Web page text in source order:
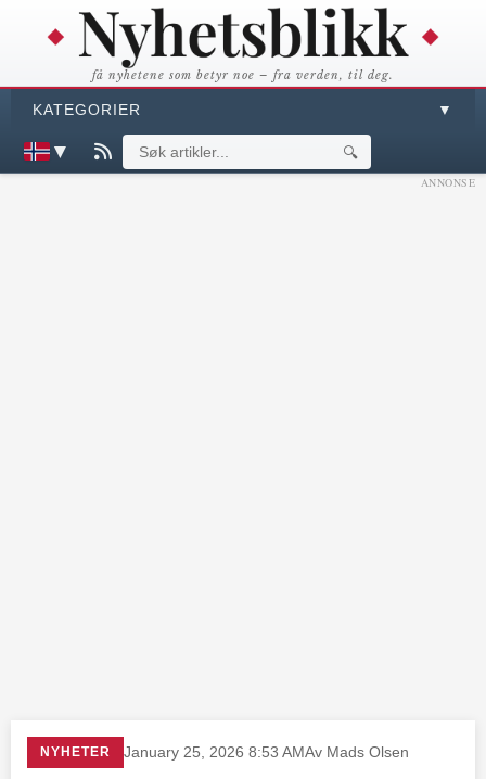
få nyhetene som betyr noe – fra verden, til deg.
KATEGORIER ▼
▼ 🔍
ANNONSE
NYHETER January 25, 2026 8:53 AMAv Mads Olsen